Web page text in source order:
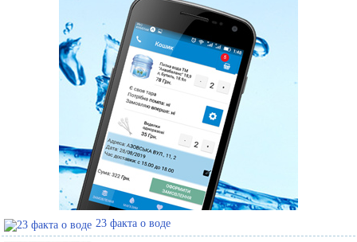
23 факта о воде